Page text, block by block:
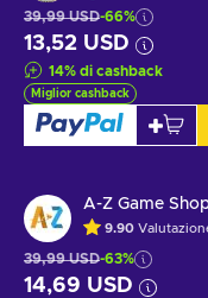
39,99 USD-66%
13,52 USD
14% di cashback
Miglior cashback
A-Z Game
9.90
39,99 USD-63%
14,69 USD